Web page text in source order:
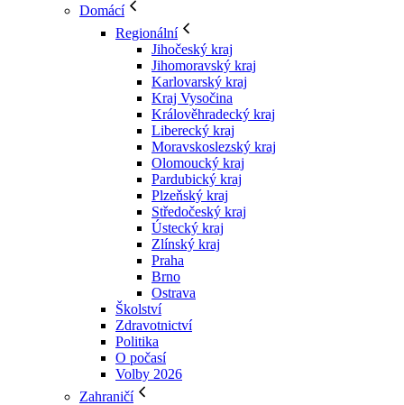
Domácí
Regionální
Jihočeský kraj
Jihomoravský kraj
Karlovarský kraj
Kraj Vysočina
Králověhradecký kraj
Liberecký kraj
Moravskoslezský kraj
Olomoucký kraj
Pardubický kraj
Plzeňský kraj
Středočeský kraj
Ústecký kraj
Zlínský kraj
Praha
Brno
Ostrava
Školství
Zdravotnictví
Politika
O počasí
Volby 2026
Zahraničí